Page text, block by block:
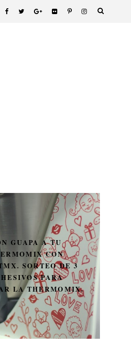
A TU
CON
DE 3
PARA
THERMOMIX.